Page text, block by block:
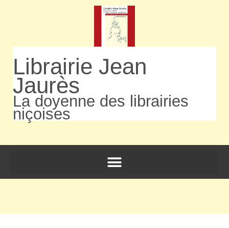
Librairie Jean
Jaurès
La doyenne des librairies
niçoises